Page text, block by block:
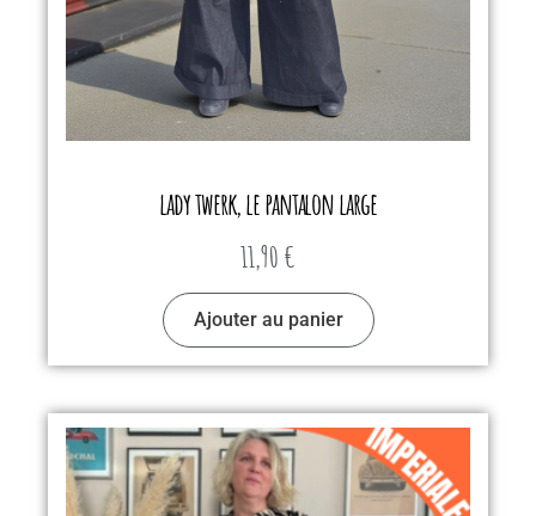
lady twerk, le pantalon large
11,90 €
Ajouter au panier